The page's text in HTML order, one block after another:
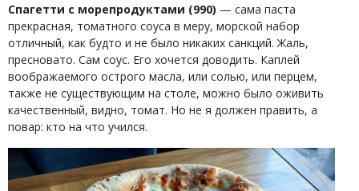
Спагетти с морепродуктами (990) — сама паста
прекрасная, томатного соуса в меру, морской набор
отличный, как будто и не было никаких санкций. Жаль,
пресновато. Сам соус. Его хочется доводить. Каплей
воображаемого острого масла, или солью, или перцем,
также не существующим на столе, можно было оживить
качественный, видно, томат. Но не я должен править, а
повар: кто на что учился.